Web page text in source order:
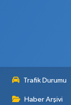
Trafik Durumu
Haber Arşivi